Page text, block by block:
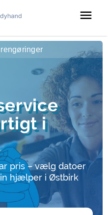
menu
i
pris – vælg datoer
hjælper i Østbirk